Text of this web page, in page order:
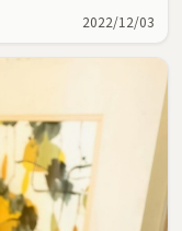
2022/12/03